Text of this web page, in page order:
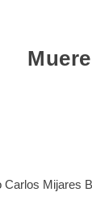
Carlos Mijares